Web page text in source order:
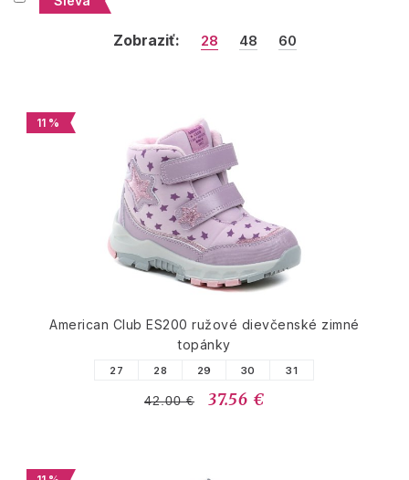
Zobraziť: 28 48 60
11 %
American Club ES200 ružové dievčenské zimné
topánky
27 28 29 30 31
42.00 € 37.56 €